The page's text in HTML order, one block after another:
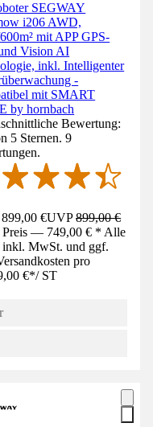
SEGWAY
i206 AWD,
mit APP GPS-
Vision AI
inkl. Intelligenter
-
mit SMART
by hornbach
Bewertung:
5 Sternen. 9
€UVP899,00 €
Preis — 749,00 € * Alle
inkl. MwSt. und ggf.
pro
€*/ ST